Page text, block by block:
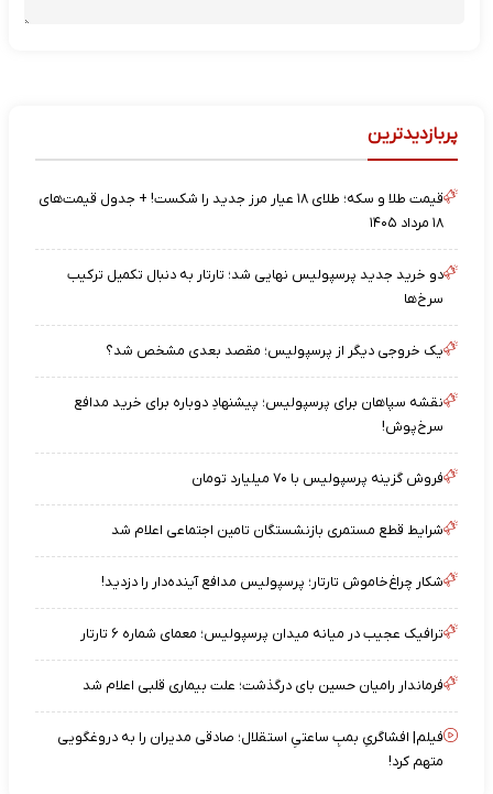
پربازدیدترین
قیمت طلا و سکه؛ طلای ۱۸ عیار مرز جدید را شکست! + جدول قیمت‌های
۱۸ مرداد ۱۴۰۵
دو خرید جدید پرسپولیس نهایی شد؛ تارتار به دنبال تکمیل ترکیب
سرخ‌ها
یک خروجی دیگر از پرسپولیس؛ مقصد بعدی مشخص شد؟
نقشه‌ سپاهان برای پرسپولیس؛ پیشنهادِ دوباره برای خرید مدافع
سرخ‌پوش!
فروش گزینه پرسپولیس با ۷۰ میلیارد تومان
شرایط قطع مستمری بازنشستگان تامین اجتماعی اعلام شد
شکار چراغ‌خاموش تارتار؛ پرسپولیس مدافع آینده‌دار را دزدید!
ترافیک عجیب در میانه میدان پرسپولیس؛ معمای شماره ۶ تارتار
فرماندار رامیان حسین بای درگذشت؛ علت بیماری قلبی اعلام شد
فیلم| افشاگریِ بمبِ ساعتیِ استقلال؛ صادقی مدیران را به دروغگویی
متهم کرد!